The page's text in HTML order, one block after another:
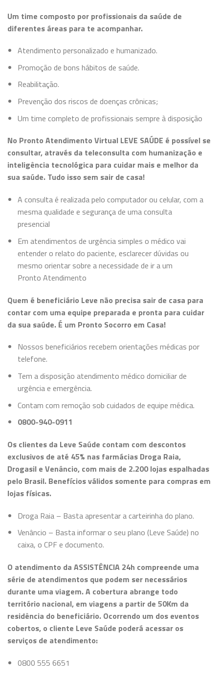
Um time composto por profissionais da saúde de
diferentes áreas para te acompanhar.
Atendimento personalizado e humanizado.
Promoção de bons hábitos de saúde.
Reabilitação.
Prevenção dos riscos de doenças crônicas;
Um time completo de profissionais sempre à disposição
No Pronto Atendimento Virtual LEVE SAÚDE é possível se
consultar, através da teleconsulta com humanização e
inteligência tecnológica para cuidar mais e melhor da
sua saúde. Tudo isso sem sair de casa!
A consulta é realizada pelo computador ou celular, com a
mesma qualidade e segurança de uma consulta
presencial
Em atendimentos de urgência simples o médico vai
entender o relato do paciente, esclarecer dúvidas ou
mesmo orientar sobre a necessidade de ir a um
Pronto Atendimento
Quem é beneficiário Leve não precisa sair de casa para
contar com uma equipe preparada e pronta para cuidar
da sua saúde. É um Pronto Socorro em Casa!
Nossos beneficiários recebem orientações médicas por
telefone.
Tem a disposição atendimento médico domiciliar de
urgência e emergência.
Contam com remoção sob cuidados de equipe médica.
0800-940-0911
Os clientes da Leve Saúde contam com descontos
exclusivos de até 45% nas farmácias Droga Raia,
Drogasil e Venâncio, com mais de 2.200 lojas espalhadas
pelo Brasil. Benefícios válidos somente para compras em
lojas físicas.
Droga Raia – Basta apresentar a carteirinha do plano.
Venâncio – Basta informar o seu plano (Leve Saúde) no
caixa, o CPF e documento.
O atendimento da ASSISTÊNCIA 24h compreende uma
série de atendimentos que podem ser necessários
durante uma viagem. A cobertura abrange todo
território nacional, em viagens a partir de 50Km da
residência do beneficiário. Ocorrendo um dos eventos
cobertos, o cliente Leve Saúde poderá acessar os
serviços de atendimento:
0800 555 6651